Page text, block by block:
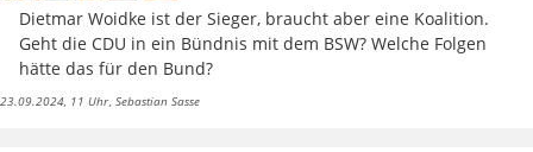
Dietmar Woidke ist der Sieger, braucht aber eine Koalition.
Geht die CDU in ein Bündnis mit dem BSW? Welche Folgen
hätte das für den Bund?
23.09.2024, 11 Uhr Sebastian Sasse